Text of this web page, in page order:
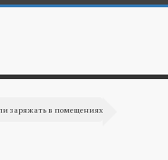
заряжать в помещениях